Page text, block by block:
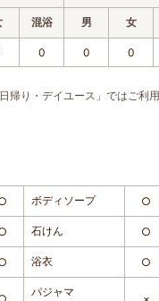
混浴 男 女
0 0 0
帰り・デイユース」ではご利
ボディソープ ○
石けん ○
浴衣 ○
パジャマ